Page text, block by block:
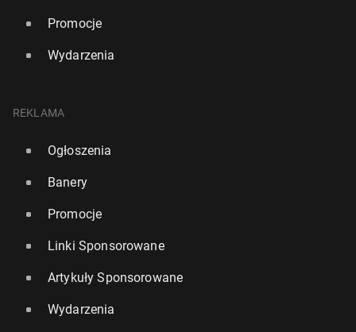
Promocje
Wydarzenia
REKLAMA
Ogłoszenia
Banery
Promocje
Linki Sponsorowane
Artykuły Sponsorowane
Wydarzenia